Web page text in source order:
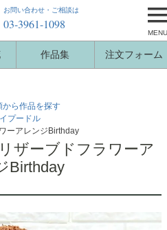
作品集 注文フォーム
お問い合わせ・ご相談は
03-3961-1098
MENU
から作品を探す
イプードル
ーアレンジBirthday
ザーブドフラワーア
Birthday